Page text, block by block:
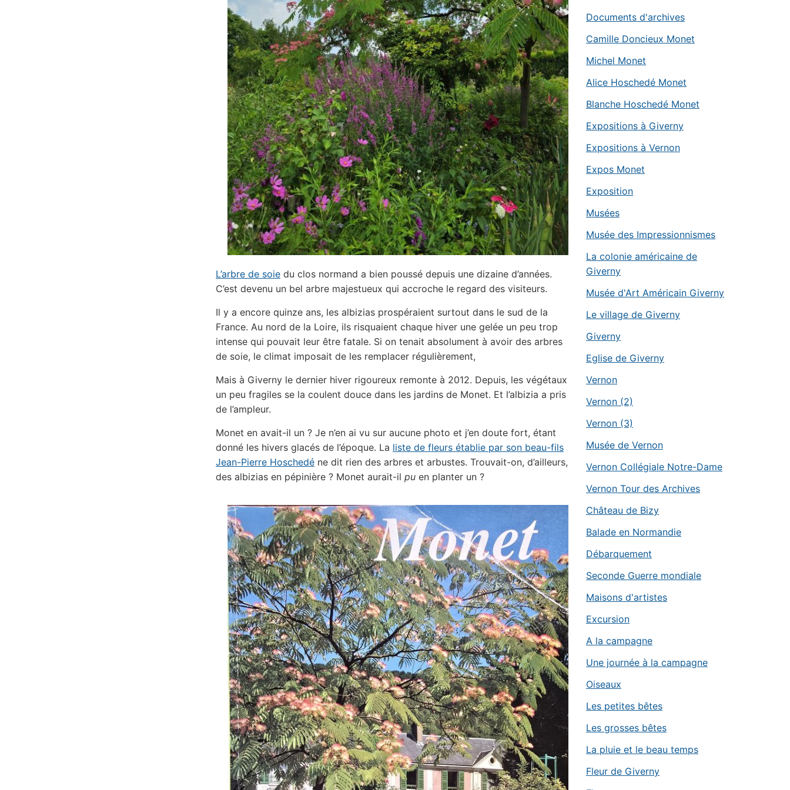
L’arbre de soie du clos normand a bien poussé depuis une dizaine d’années.
C’est devenu un bel arbre majestueux qui accroche le regard des visiteurs.
Il y a encore quinze ans, les albizias prospéraient surtout dans le sud de la
France. Au nord de la Loire, ils risquaient chaque hiver une gelée un peu trop
intense qui pouvait leur être fatale. Si on tenait absolument à avoir des arbres
de soie, le climat imposait de les remplacer régulièrement,
Mais à Giverny le dernier hiver rigoureux remonte à 2012. Depuis, les végétaux
un peu fragiles se la coulent douce dans les jardins de Monet. Et l’albizia a pris
de l’ampleur.
Monet en avait-il un ? Je n’en ai vu sur aucune photo et j’en doute fort, étant
donné les hivers glacés de l’époque. La liste de fleurs établie par son beau-fils
Jean-Pierre Hoschedé ne dit rien des arbres et arbustes. Trouvait-on, d’ailleurs,
des albizias en pépinière ? Monet aurait-il pu en planter un ?
Documents d'archives
Camille Doncieux Monet
Michel Monet
Alice Hoschedé Monet
Blanche Hoschedé Monet
Expositions à Giverny
Expositions à Vernon
Expos Monet
Exposition
Musées
Musée des Impressionnismes
La colonie américaine de
Giverny
Musée d'Art Américain Giverny
Le village de Giverny
Giverny
Eglise de Giverny
Vernon
Vernon (2)
Vernon (3)
Musée de Vernon
Vernon Collégiale Notre-Dame
Vernon Tour des Archives
Château de Bizy
Balade en Normandie
Débarquement
Seconde Guerre mondiale
Maisons d'artistes
Excursion
A la campagne
Une journée à la campagne
Oiseaux
Les petites bêtes
Les grosses bêtes
La pluie et le beau temps
Fleur de Giverny